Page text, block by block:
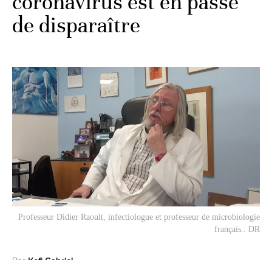
de disparaître
Professeur Didier Raoult, infectiologue et professeur de microbiologie
français.. DR